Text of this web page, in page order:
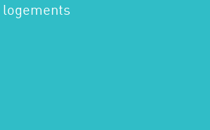
logements